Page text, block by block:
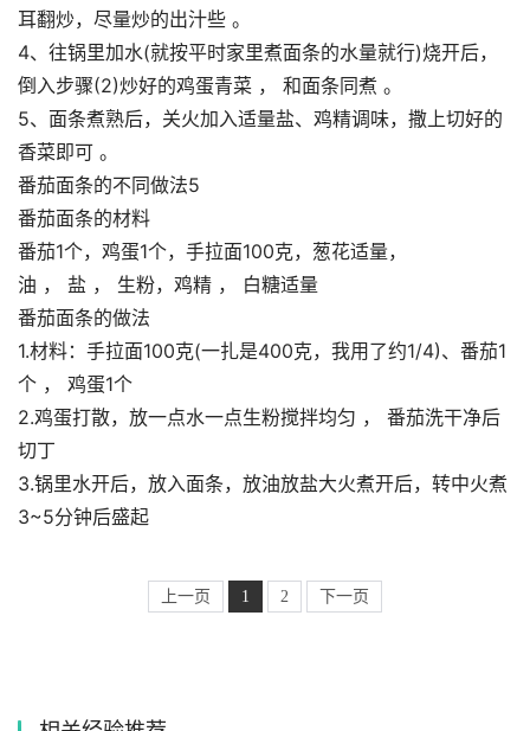
耳翻炒，尽量炒的出汁些 。
4、往锅里加水(就按平时家里煮面条的水量就行)烧开后，
倒入步骤(2)炒好的鸡蛋青菜 ， 和面条同煮 。
5、面条煮熟后，关火加入适量盐、鸡精调味，撒上切好的
香菜即可 。
番茄面条的不同做法5
番茄面条的材料
番茄1个，鸡蛋1个，手拉面100克，葱花适量，
油 ， 盐 ， 生粉，鸡精 ， 白糖适量
番茄面条的做法
1.材料：手拉面100克(一扎是400克，我用了约1/4)、番茄1
个 ， 鸡蛋1个
2.鸡蛋打散，放一点水一点生粉搅拌均匀 ， 番茄洗干净后
切丁
3.锅里水开后，放入面条，放油放盐大火煮开后，转中火煮
3~5分钟后盛起
上一页 1 2 下一页